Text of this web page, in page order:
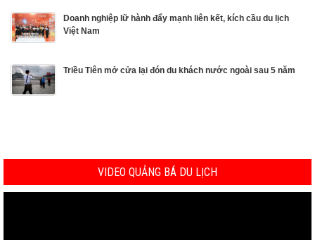
Doanh nghiệp lữ hành đẩy mạnh liên kết, kích cầu du lịch
Việt Nam
Triều Tiên mở cửa lại đón du khách nước ngoài sau 5 năm
VIDEO QUẢNG BÁ DU LỊCH